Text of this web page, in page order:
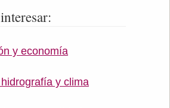
y economía
y clima